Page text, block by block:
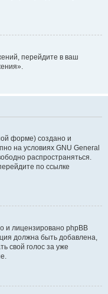
перейдите в ваш
форме) создано и
на условиях GNU General
распространяться.
по ссылке
и лицензировано phpBB
должна быть добавлена,
свой голос за уже